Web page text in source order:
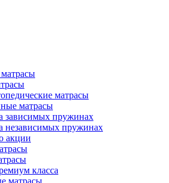
матрасы
матрасы
зависимых пружинах
независимых пружинах
акции
класса